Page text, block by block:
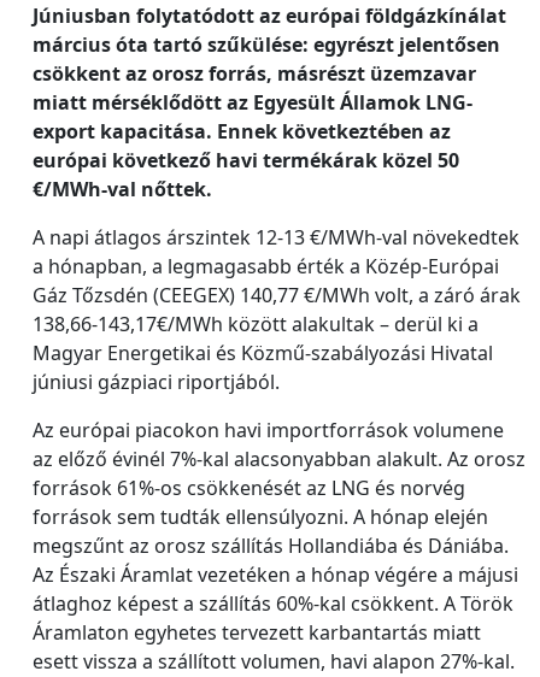
Júniusban folytatódott az európai földgázkínálat
március óta tartó szűkülése: egyrészt jelentősen
csökkent az orosz forrás, másrészt üzemzavar
miatt mérséklődött az Egyesült Államok LNG-
export kapacitása. Ennek következtében az
európai következő havi termékárak közel 50
€/MWh-val nőttek.
A napi átlagos árszintek 12-13 €/MWh-val növekedtek
a hónapban, a legmagasabb érték a Közép-Európai
Gáz Tőzsdén (CEEGEX) 140,77 €/MWh volt, a záró árak
138,66-143,17€/MWh között alakultak – derül ki a
Magyar Energetikai és Közmű-szabályozási Hivatal
júniusi gázpiaci riportjából.
Az európai piacokon havi importforrások volumene
az előző évinél 7%-kal alacsonyabban alakult. Az orosz
források 61%-os csökkenését az LNG és norvég
források sem tudták ellensúlyozni. A hónap elején
megszűnt az orosz szállítás Hollandiába és Dániába.
Az Északi Áramlat vezetéken a hónap végére a májusi
átlaghoz képest a szállítás 60%-kal csökkent. A Török
Áramlaton egyhetes tervezett karbantartás miatt
esett vissza a szállított volumen, havi alapon 27%-kal.